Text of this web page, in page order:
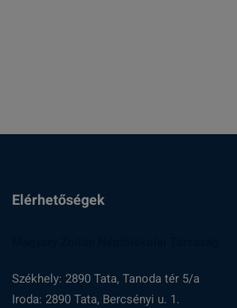
Elérhetőségek
Székhely: 2890 Tata, Tanoda tér 5/a
Iroda: 2890 Tata, Bercsényi u. 1.